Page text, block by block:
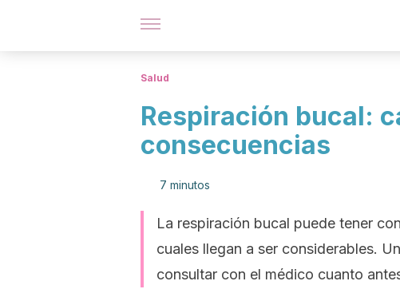
Salud
Respiración bucal:
consecuencias
7 minutos
La respiración bucal puede tener
cuales llegan a ser considerables.
consultar con el médico cuanto